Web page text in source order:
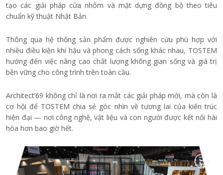
tạo các giải pháp cửa nhôm và mặt dựng đồng bộ theo tiêu
chuẩn kỹ thuật Nhật Bản.
Thông qua hệ thống sản phẩm được nghiên cứu phù hợp với
nhiều điều kiện khí hậu và phong cách sống khác nhau, TOSTEM
hướng đến việc nâng cao chất lượng không gian sống và giá trị
bền vững cho công trình trên toàn cầu.
Architect’69 không chỉ là nơi ra mắt các giải pháp mới, mà còn là
cơ hội để TOSTEM chia sẻ góc nhìn về tương lai của kiến trúc
hiện đại — nơi công nghệ, vật liệu và con người được kết nối hài
hòa hơn bao giờ hết.